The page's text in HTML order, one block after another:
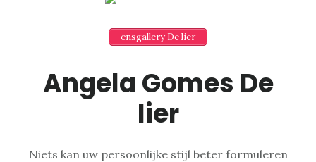
cnsgallery De lier
Angela Gomes De
lier
Niets kan uw persoonlijke stijl beter formuleren